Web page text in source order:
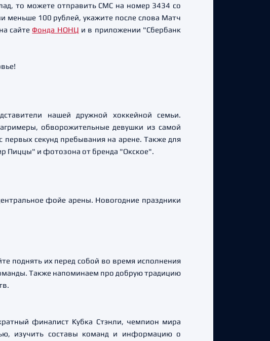
то можете отправить СМС на номер 3434 со
меньше 100 рублей, укажите после слова Матч
сайте Фонда НОНЦ и в приложении "Сбербанк
нашей дружной хоккейной семьи.
обворожительные девушки из самой
первых секунд пребывания на арене. Также для
Пиццы" и фотозона от бренда "Окское".
фойе арены. Новогодние праздники
поднять их перед собой во время исполнения
Также напоминаем про добрую традицию
финалист Кубка Стэнли, чемпион мира
изучить составы команд и информацию о